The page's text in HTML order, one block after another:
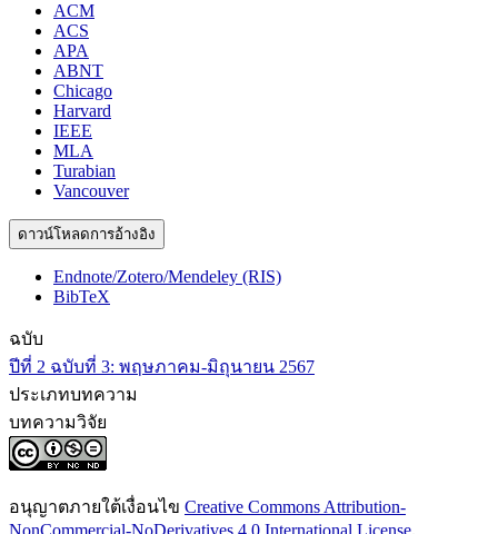
ACM
ACS
APA
ABNT
Chicago
Harvard
IEEE
MLA
Turabian
Vancouver
ดาวน์โหลดการอ้างอิง
Endnote/Zotero/Mendeley (RIS)
BibTeX
ฉบับ
ปีที่ 2 ฉบับที่ 3: พฤษภาคม-มิถุนายน 2567
ประเภทบทความ
บทความวิจัย
อนุญาตภายใต้เงื่อนไข Creative Commons Attribution-